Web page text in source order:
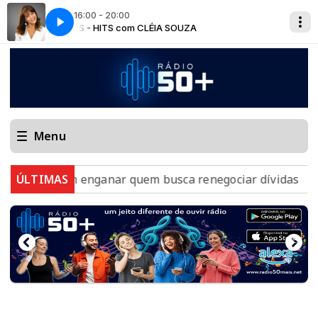
16:00 - 20:00
50 MAIS - HITS com CLÉIA SOUZA 50 MAIS
Menu
ÚLTIMAS
enganar quem busca renegociar dívidas